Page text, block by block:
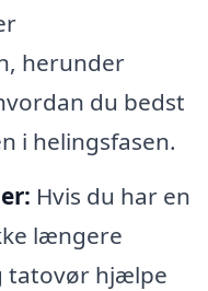
herunder
du bedst
i helingsfasen.
Hvis du har en
længere
tatovør hjælpe